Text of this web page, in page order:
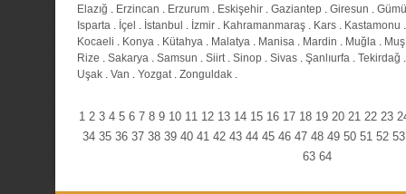
Elazığ . Erzincan . Erzurum . Eskişehir . Gaziantep . Giresun .
Isparta . İçel . İstanbul . İzmir . Kahramanmaraş . Kars . Kastamonu
Kocaeli . Konya . Kütahya . Malatya . Manisa . Mardin . Muğla . Muş
Rize . Sakarya . Samsun . Siirt. Sinop . Sivas . Şanlıurfa . Tekirdağ
Uşak . Van . Yozgat. Zonguldak .
1 2 3 4 5 6 7 8 9 10 11 12 13 14 15 16 17 18 19 20 21 22 23
34 35 36 37 38 39 40 41 42 43 44 45 46 47 48 49 50 51 52 53
63 64